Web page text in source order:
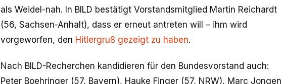
als Weidel-nah. In BILD bestätigt Vorstandsmitglied Martin Reichardt
(56, Sachsen-Anhalt), dass er erneut antreten will – ihm wird
vorgeworfen, den Hitlergruß gezeigt zu haben.
Nach BILD-Recherchen kandidieren für den Bundesvorstand auch:
Peter Boehringer (57, Bayern), Hauke Finger (57, NRW), Marc Jongen